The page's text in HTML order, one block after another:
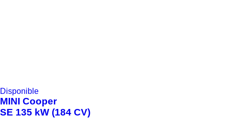
Disponible
MINI Cooper
SE 135 kW (184 CV)